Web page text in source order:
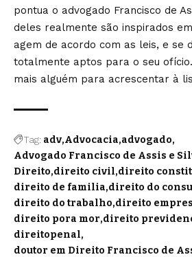
pontua o advogado Francisco de
deles realmente são inspirados
agem de acordo com as leis, e se
totalmente aptos para o seu
mais alguém para acrescentar à
Tag: adv Advocacia advogado
Advogado Francisco de Assis e
Direito direito civil direito
direito de familia direito do
direito do trabalho direito
direito pora mor direito
direitopenal
doutor em Direito Francisco de